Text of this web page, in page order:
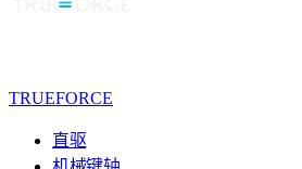
TRUEFORCE
直驱